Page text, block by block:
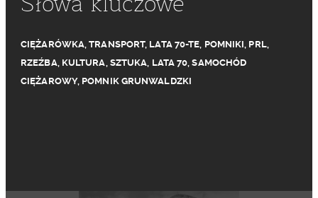
CIĘŻARÓWKA,TRANSPORT, LATA 70-TE, POMNIKI, PRL,
RZEŹBA, KULTURA, SZTUKA, LATA 70,SAMOCHÓD
CIĘŻAROWY, POMNIK GRUNWALDZKI